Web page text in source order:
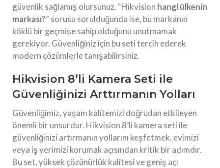
güvenlik sağlamış olursunuz. “Hikvision hangiülkenin
markası?” sorusu sorulduğunda ise, bu markanın
köklü bir geçmişe sahip olduğunu unutmamak
gerekiyor. Güvenliğiniz için bu seti tercih ederek
modern çözümlerle tanışabilirsiniz.
Hikvision 8’li Kamera Seti ile
Güvenliğinizi Arttırmanın Yolları
Güvenliğimiz, yaşam kalitemizi doğrudan etkileyen
önemli bir unsurdur. Hikvision 8’li kamera seti ile
güvenliğinizi artırmanın yollarını keşfetmek, evimizi
veya iş yerimizi korumak açısından kritik bir adımdır.
Bu set, yüksek çözünürlük kalitesi ve geniş açı